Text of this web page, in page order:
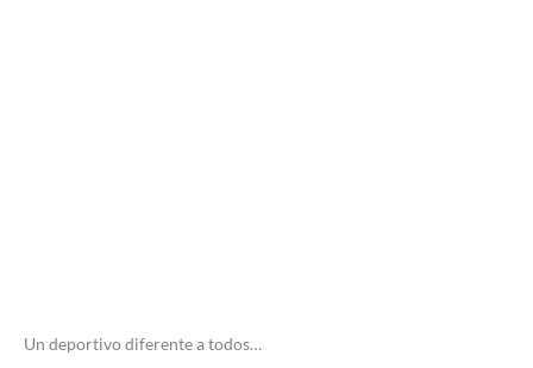
Un deportivo diferente a todos…